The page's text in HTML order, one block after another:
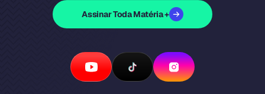
Assinar Toda Matéria +